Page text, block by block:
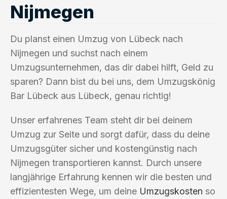
Nijmegen
Du planst einen Umzug von Lübeck nach
Nijmegen und suchst nach einem
Umzugsunternehmen, das dir dabei hilft, Geld zu
sparen? Dann bist du bei uns, dem Umzugskönig
Bar Lübeck aus Lübeck, genau richtig!
Unser erfahrenes Team steht dir bei deinem
Umzug zur Seite und sorgt dafür, dass du deine
Umzugsgüter sicher und kostengünstig nach
Nijmegen transportieren kannst. Durch unsere
langjährige Erfahrung kennen wir die besten und
effizientesten Wege, um deine Umzugskosten so